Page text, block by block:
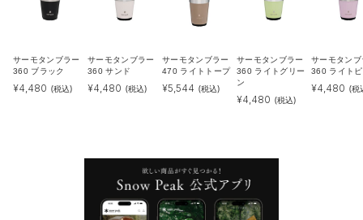
サーモタンブラー
360 ブラック
¥4,480 (税込)
サーモタンブラー
360 サンド
¥4,480 (税込)
サーモタンブラー
470 ライトトープ
¥5,544 (税込)
サーモタンブラー
360 ライトグリー
ン
¥4,480 (税込)
サーモタンブ
360 ライト
¥4,480 (税